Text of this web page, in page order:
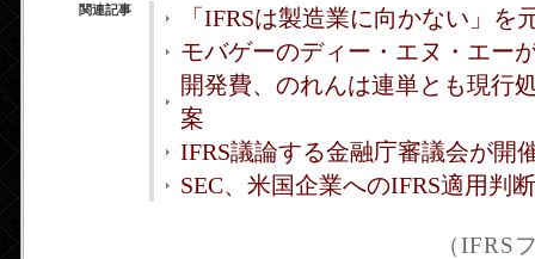
関連記事
「IFRSは製造業に向かない」を
モバゲーのディー・エヌ・エー
開発費、のれんは連単とも現行
案
IFRS議論する金融庁審議会が開
SEC、米国企業へのIFRS適用判
（IFRS